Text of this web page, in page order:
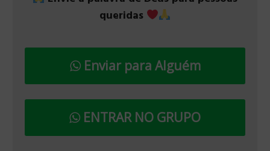
queridas
Enviar para Alguém
ENTRAR NO GRUPO